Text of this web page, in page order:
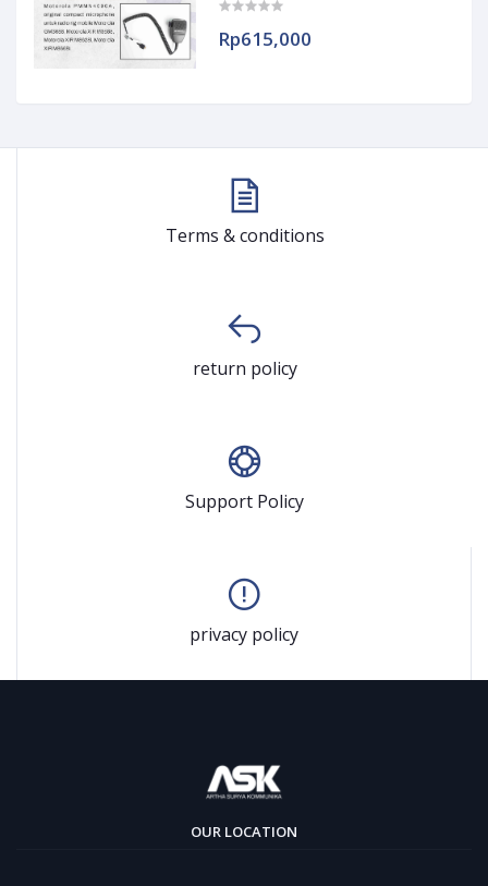
Rp615,000
Terms & conditions
return policy
Support Policy
privacy policy
OUR LOCATION